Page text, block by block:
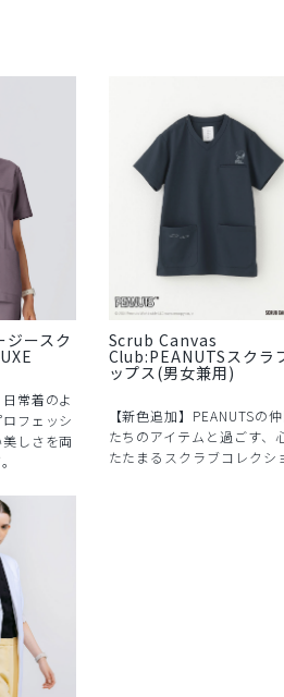
ジースク
常着のよ
フェッシ
しさを両
Scrub Canvas
Club:PEANUTSスクラ
ップス(男女兼用)
【新色追加】PEANUTSの
たちのアイテムと過ごす、
たたまるスクラブコレクシ